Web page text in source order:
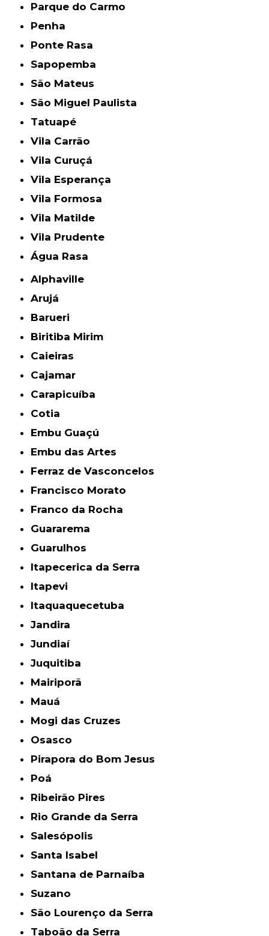
Parque do Carmo
Penha
Ponte Rasa
Sapopemba
São Mateus
São Miguel Paulista
Tatuapé
Vila Carrão
Vila Curuçá
Vila Esperança
Vila Formosa
Vila Matilde
Vila Prudente
Água Rasa
Alphaville
Arujá
Barueri
Biritiba Mirim
Caieiras
Cajamar
Carapicuíba
Cotia
Embu Guaçú
Embu das Artes
Ferraz de Vasconcelos
Francisco Morato
Franco da Rocha
Guararema
Guarulhos
Itapecerica da Serra
Itapevi
Itaquaquecetuba
Jandira
Jundiaí
Juquitiba
Mairiporã
Mauá
Mogi das Cruzes
Osasco
Pirapora do Bom Jesus
Poá
Ribeirão Pires
Rio Grande da Serra
Salesópolis
Santa Isabel
Santana de Parnaíba
Suzano
São Lourenço da Serra
Taboão da Serra